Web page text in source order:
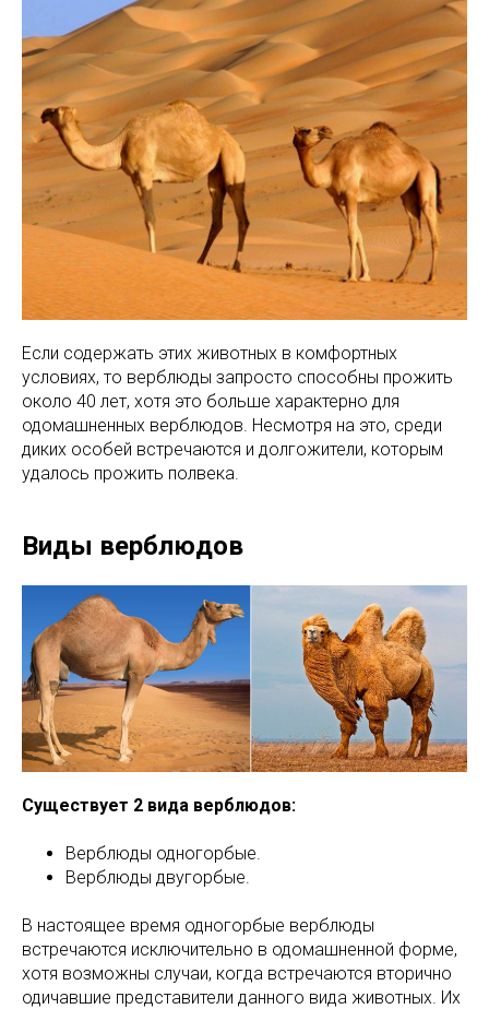
Если содержать этих животных в комфортных
условиях, то верблюды запросто способны прожить
около 40 лет, хотя это больше характерно для
одомашненных верблюдов. Несмотря на это, среди
диких особей встречаются и долгожители, которым
удалось прожить полвека.
Виды верблюдов
Существует 2 вида верблюдов:
Верблюды одногорбые.
Верблюды двугорбые.
В настоящее время одногорбые верблюды
встречаются исключительно в одомашненной форме,
хотя возможны случаи, когда встречаются вторично
одичавшие представители данного вида животных. Их